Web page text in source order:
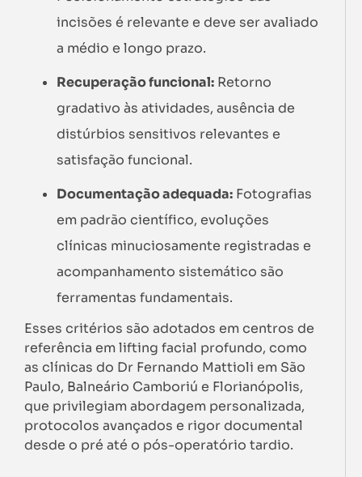
incisões é relevante e deve ser avaliado
a médio e longo prazo.
Recuperação funcional: Retorno
gradativo às atividades, ausência de
distúrbios sensitivos relevantes e
satisfação funcional.
Documentação adequada: Fotografias
em padrão científico, evoluções
clínicas minuciosamente registradas e
acompanhamento sistemático são
ferramentas fundamentais.
Esses critérios são adotados em centros de
referência em lifting facial profundo, como
as clínicas do Dr Fernando Mattioli em São
Paulo, Balneário Camboriú e Florianópolis,
que privilegiam abordagem personalizada,
protocolos avançados e rigor documental
desde o pré até o pós-operatório tardio.